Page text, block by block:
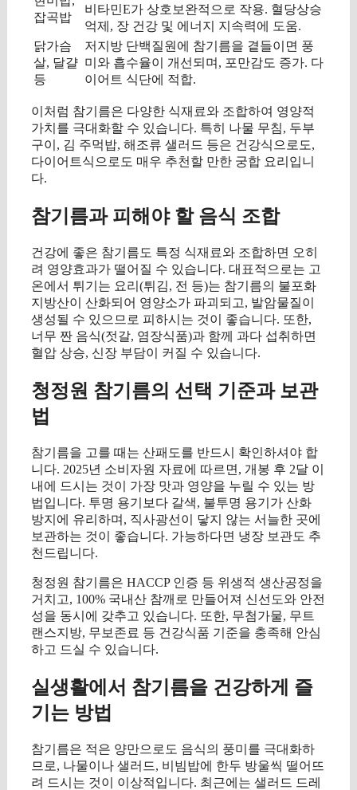
잡곡밥
비타민E가 상호보완적으로 작용. 혈당상승
억제, 장 건강 및 에너지 지속력에 도움.
닭가슴
살, 달걀
등
저지방 단백질원에 참기름을 곁들이면 풍
미와 흡수율이 개선되며, 포만감도 증가. 다
이어트 식단에 적합.
이처럼 참기름은 다양한 식재료와 조합하여 영양적
가치를 극대화할 수 있습니다. 특히 나물 무침, 두부
구이, 김 주먹밥, 해조류 샐러드 등은 건강식으로도,
다이어트식으로도 매우 추천할 만한 궁합 요리입니
다.
참기름과 피해야 할 음식 조합
건강에 좋은 참기름도 특정 식재료와 조합하면 오히
려 영양효과가 떨어질 수 있습니다. 대표적으로는 고
온에서 튀기는 요리(튀김, 전 등)는 참기름의 불포화
지방산이 산화되어 영양소가 파괴되고, 발암물질이
생성될 수 있으므로 피하시는 것이 좋습니다. 또한,
너무 짠 음식(젓갈, 염장식품)과 함께 과다 섭취하면
혈압 상승, 신장 부담이 커질 수 있습니다.
청정원 참기름의 선택 기준과 보관
법
참기름을 고를 때는 산패도를 반드시 확인하셔야 합
니다. 2025년 소비자원 자료에 따르면, 개봉 후 2달 이
내에 드시는 것이 가장 맛과 영양을 누릴 수 있는 방
법입니다. 투명 용기보다 갈색, 불투명 용기가 산화
방지에 유리하며, 직사광선이 닿지 않는 서늘한 곳에
보관하는 것이 좋습니다. 가능하다면 냉장 보관도 추
천드립니다.
청정원 참기름은 HACCP 인증 등 위생적 생산공정을
거치고, 100% 국내산 참깨로 만들어져 신선도와 안전
성을 동시에 갖추고 있습니다. 또한, 무첨가물, 무트
랜스지방, 무보존료 등 건강식품 기준을 충족해 안심
하고 드실 수 있습니다.
실생활에서 참기름을 건강하게 즐
기는 방법
참기름은 적은 양만으로도 음식의 풍미를 극대화하
므로, 나물이나 샐러드, 비빔밥에 한두 방울씩 떨어뜨
려 드시는 것이 이상적입니다. 최근에는 샐러드 드레